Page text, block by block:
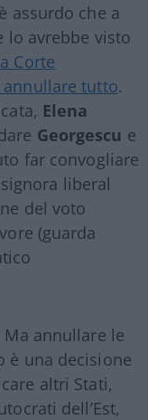
assurdo che a
lo avrebbe visto
Corte
tutto.
Elena
Georgescu e
far convogliare
liberal
del voto
(guarda
annullare le
è una decisione
altri Stati,
dell’Est,